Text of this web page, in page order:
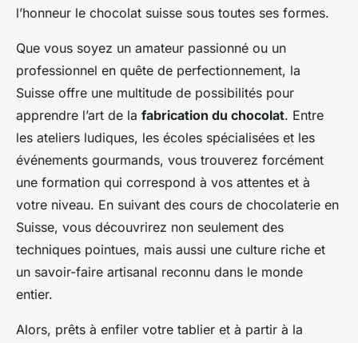
l’honneur le chocolat suisse sous toutes ses formes.
Que vous soyez un amateur passionné ou un
professionnel en quête de perfectionnement, la
Suisse offre une multitude de possibilités pour
apprendre l’art de la fabrication du chocolat. Entre
les ateliers ludiques, les écoles spécialisées et les
événements gourmands, vous trouverez forcément
une formation qui correspond à vos attentes et à
votre niveau. En suivant des cours de chocolaterie en
Suisse, vous découvrirez non seulement des
techniques pointues, mais aussi une culture riche et
un savoir-faire artisanal reconnu dans le monde
entier.
Alors, prêts à enfiler votre tablier et à partir à la